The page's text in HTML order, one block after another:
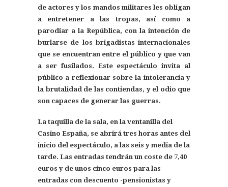
de actores y los mandos militares les obligan
a entretener a las tropas, así como a
parodiar a la República, con la intención de
burlarse de los brigadistas internacionales
que se encuentran entre el público y que van
a ser fusilados. Este espectáculo invita al
público a reflexionar sobre la intolerancia y
la brutalidad de las contiendas, y el odio que
son capaces de generar las guerras.
La taquilla de la sala, en la ventanilla del
Casino España, se abrirá tres horas antes del
inicio del espectáculo, a las seis y media de la
tarde. Las entradas tendrán un coste de 7,40
euros y de unos cinco euros para las
entradas con descuento -pensionistas y